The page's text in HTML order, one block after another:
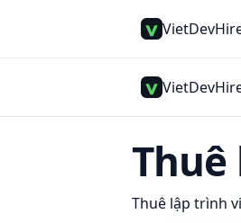
Thuê lập trình